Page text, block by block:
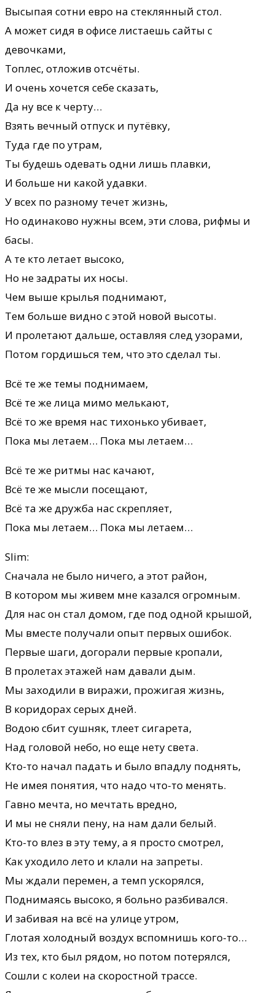
Высыпая сотни евро на стеклянный стол.
А может сидя в офисе листаешь сайты с
девочками,
Топлес, отложив отсчёты.
И очень хочется себе сказать,
Да ну все к черту…
Взять вечный отпуск и путёвку,
Туда где по утрам,
Ты будешь одевать одни лишь плавки,
И больше ни какой удавки.
У всех по разному течет жизнь,
Но одинаково нужны всем, эти слова, рифмы и
басы.
А те кто летает высоко,
Но не задраты их носы.
Чем выше крылья поднимают,
Тем больше видно с этой новой высоты.
И пролетают дальше, оставляя след узорами,
Потом гордишься тем, что это сделал ты.
Всё те же темы поднимаем,
Всё те же лица мимо мелькают,
Всё то же время нас тихонько убивает,
Пока мы летаем… Пока мы летаем…
Всё те же ритмы нас качают,
Всё те же мысли посещают,
Всё та же дружба нас скрепляет,
Пока мы летаем… Пока мы летаем…
Slim:
Сначала не было ничего, а этот район,
В котором мы живем мне казался огромным.
Для нас он стал домом, где под одной крышой,
Мы вместе получали опыт первых ошибок.
Первые шаги, догорали первые кропали,
В пролетах этажей нам давали дым.
Мы заходили в виражи, прожигая жизнь,
В коридорах серых дней.
Водою сбит сушняк, тлеет сигарета,
Над головой небо, но еще нету света.
Кто-то начал падать и было впадлу поднять,
Не имея понятия, что надо что-то менять.
Гавно мечта, но мечтать вредно,
И мы не сняли пену, на нам дали белый.
Кто-то влез в эту тему, а я просто смотрел,
Как уходило лето и клали на запреты.
Мы ждали перемен, а темп ускорялся,
Поднимаясь высоко, я больно разбивался.
И забивая на всё на улице утром,
Глотая холодный воздух вспомнишь кого-то…
Из тех, кто был рядом, но потом потерялся,
Сошли с колеи на скоростной трассе.